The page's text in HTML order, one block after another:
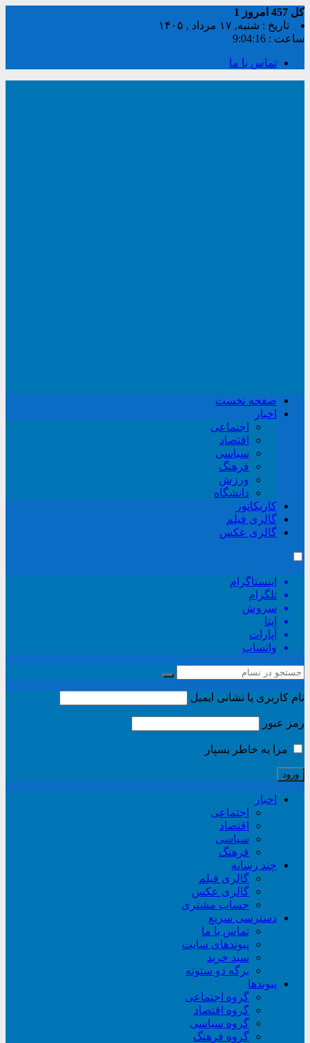
کل امروز
1
تاریخ : شنبه, ۱۷ مرداد , ۱۴۰۵
ساعت : 9:04:16
تماس با ما
صفحه نخست
اخبار
اجتماعی
اقتصاد
سیاسی
فرهنگ
ورزش
دانشگاه
کاریکاتور
گالری فیلم
گالری عکس
اینستاگرام
تلگرام
سروش
ایتا
آپارات
واتساپ
نام کاربری یا نشانی ایمیل
رمز عبور
مرا به خاطر بسپار
اخبار
اجتماعی
اقتصاد
سیاسی
فرهنگ
چند رسانه
گالری فیلم
گالری عکس
حساب مشتری
دسترسی سریع
تماس با ما
پیوندهای سایت
سبد خريد
برگه دو ستونه
پیوندها
گروه اجتماعی
گروه اقتصاد
گروه سیاسی
گروه فرهنگ